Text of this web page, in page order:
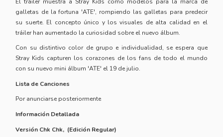
galletas de la fortuna 'ATE', rompiendo las galletas para predecir
su suerte. El concepto único y los visuales de alta calidad en el
tráiler han aumentado la curiosidad sobre el nuevo álbum.
Con su distintivo color de grupo e individualidad, se espera que
Stray Kids capturen los corazones de los fans de todo el mundo
con su nuevo mini álbum 'ATE' el 19 de julio.
Lista de Canciones
Por anunciarse posteriormente
Información Detallada
Versión Chk Chk, (Edición Regular)